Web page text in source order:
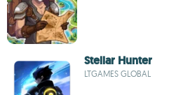
Stellar Hunter
LTGAMES GLOBAL